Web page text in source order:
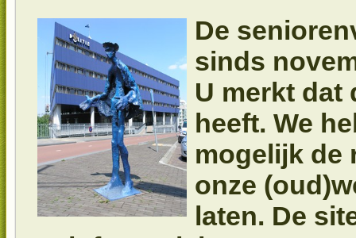
De
sinds
U merkt dat
heeft. We
mogelijk de
onze
laten. De